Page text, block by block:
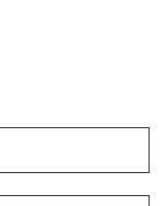
auf
und
über ein